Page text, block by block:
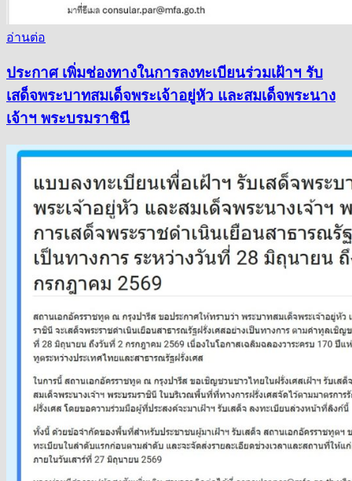
อ่านต่อ
ประกาศ เพิ่มช่องทางในการลงทะเบียนร่วมเฝ้าฯ รับ
เสด็จพระบาทสมเด็จพระเจ้าอยู่หัว และสมเด็จพระนาง
เจ้าฯ พระบรมราชินี